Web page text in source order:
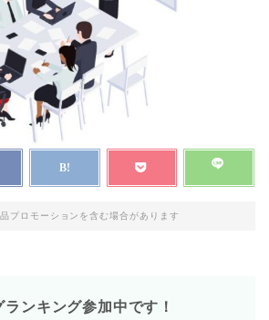
プロモーションを含む場合があります
ランキング参加中です！